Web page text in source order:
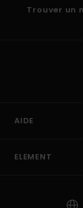
Trouver un
AIDE
ELEMENT